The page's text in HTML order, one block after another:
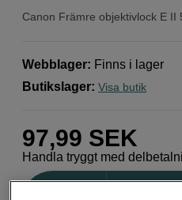
Canon Främre objektivlock E II
Webblager: Finns i lager
Butikslager: Visa butik
97,99 SEK
Handla tryggt med
Antal